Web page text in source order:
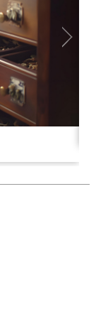
药店